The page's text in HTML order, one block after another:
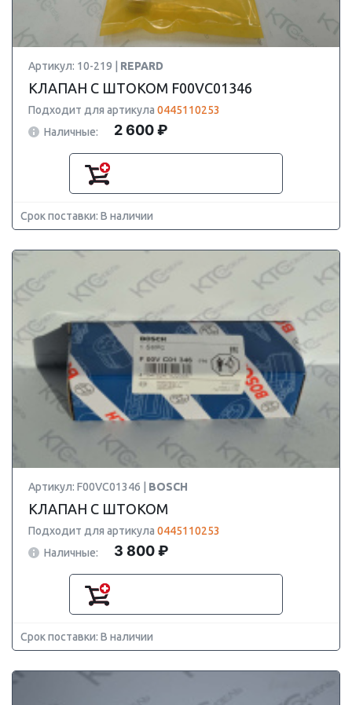
Артикул: 10-219 | REPARD
КЛАПАН С ШТОКОМ F00VC01346
Подходит для артикула 0445110253
Наличные:
2 600 ₽
Срок поставки: В наличии
Артикул: F00VC01346 | BOSCH
КЛАПАН С ШТОКОМ
Подходит для артикула 0445110253
Наличные:
3 800 ₽
Срок поставки: В наличии